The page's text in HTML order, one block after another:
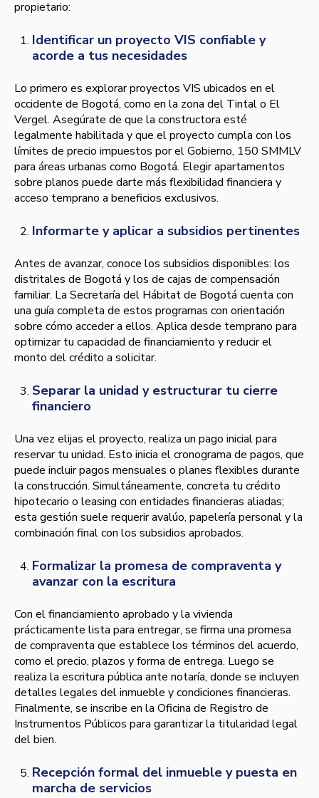
propietario:
Identificar un proyecto VIS confiable y
acorde a tus necesidades
Lo primero es explorar proyectos VIS ubicados en el
occidente de Bogotá, como en la zona del Tintal o El
Vergel. Asegúrate de que la constructora esté
legalmente habilitada y que el proyecto cumpla con los
límites de precio impuestos por el Gobierno, 150 SMMLV
para áreas urbanas como Bogotá. Elegir apartamentos
sobre planos puede darte más flexibilidad financiera y
acceso temprano a beneficios exclusivos.
Informarte y aplicar a subsidios pertinentes
Antes de avanzar, conoce los subsidios disponibles: los
distritales de Bogotá y los de cajas de compensación
familiar. La Secretaría del Hábitat de Bogotá cuenta con
una guía completa de estos programas con orientación
sobre cómo acceder a ellos. Aplica desde temprano para
optimizar tu capacidad de financiamiento y reducir el
monto del crédito a solicitar.
Separar la unidad y estructurar tu cierre
financiero
Una vez elijas el proyecto, realiza un pago inicial para
reservar tu unidad. Esto inicia el cronograma de pagos, que
puede incluir pagos mensuales o planes flexibles durante
la construcción. Simultáneamente, concreta tu crédito
hipotecario o leasing con entidades financieras aliadas;
esta gestión suele requerir avalúo, papelería personal y la
combinación final con los subsidios aprobados.
Formalizar la promesa de compraventa y
avanzar con la escritura
Con el financiamiento aprobado y la vivienda
prácticamente lista para entregar, se firma una promesa
de compraventa que establece los términos del acuerdo,
como el precio, plazos y forma de entrega. Luego se
realiza la escritura pública ante notaría, donde se incluyen
detalles legales del inmueble y condiciones financieras.
Finalmente, se inscribe en la Oficina de Registro de
Instrumentos Públicos para garantizar la titularidad legal
del bien.
Recepción formal del inmueble y puesta en
marcha de servicios